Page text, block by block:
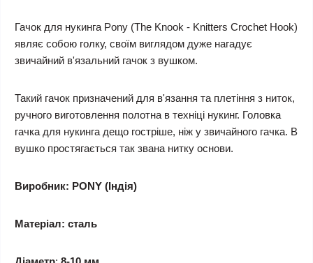
Гачок для нукинга Pony (The Knook - Knitters Crochet Hook)
являє собою голку, своїм виглядом дуже нагадує
звичайний в'язальний гачок з вушком.
Такий гачок призначений для в'язання та плетіння з ниток,
ручного виготовлення полотна в техніці нукинг. Головка
гачка для нукинга дещо гостріше, ніж у звичайного гачка. В
вушко простягається так звана нитку основи.
Виробник: PONY (Індія)
Матеріал: сталь